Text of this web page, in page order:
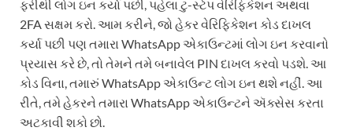
ફરીથી લોગ ઇન કર્યા પછી, પહેલા ટુ-સ્ટેપ વેરિફિકેશન અથવા
2FA સક્ષમ કરો. આમ કરીને, જો હેકર વેરિફિકેશન કોડ દાખલ
કર્યા પછી પણ તમારા WhatsApp એકાઉન્ટમાં લોગ ઇન કરવાનો
પ્રયાસ કરે છે, તો તેમને તમે બનાવેલ PIN દાખલ કરવો પડશે. આ
કોડ વિના, તમારું WhatsApp એકાઉન્ટ લોગ ઇન થશે નહીં. આ
રીતે, તમે હેકરને તમારા WhatsApp એકાઉન્ટને ઍક્સેસ કરતા
અટકાવી શકો છો.